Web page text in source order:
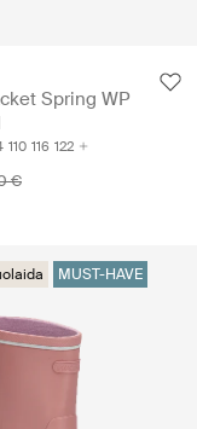
Spring WP
110 116 122
€
MUST-HAVE